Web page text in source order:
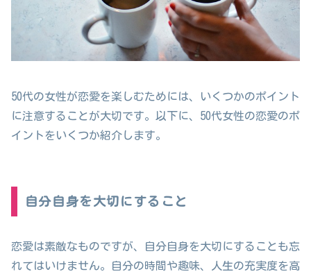
50代の女性が恋愛を楽しむためには、いくつかのポイント
に注意することが大切です。以下に、50代女性の恋愛のポ
イントをいくつか紹介します。
自分自身を大切にすること
恋愛は素敵なものですが、自分自身を大切にすることも忘
れてはいけません。自分の時間や趣味、人生の充実度を高